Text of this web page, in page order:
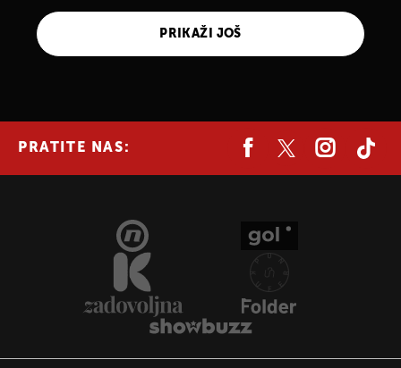
PRIKAŽI JOŠ
PRATITE NAS: